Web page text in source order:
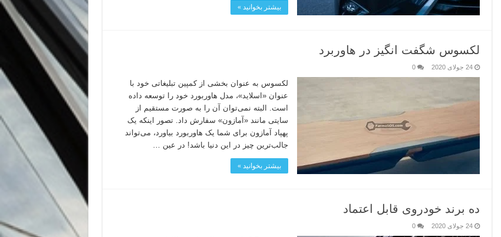
بیشتر بخوانید »
لکسوس شگفت انگیز در هاوربرد
24 جولای 2020 0
لکسوس به عنوان بخشی از کمپین تبلیغاتی خود با
عنوان «اسلاید»، مدل هاوربورد خود را توسعه داده
است. البته نمی‌توان آن را به صورت مستقیم از
سایتی مانند «آمازون» سفارش داد. تصور اینکه یک
پهپاد آمازون برای شما یک هاوربورد بیاورد، می‌تواند
جالب‌ترین چیز در این دنیا باشد! در عین …
بیشتر بخوانید »
ده برند خودروی قابل اعتماد
24 جولای 2020 0